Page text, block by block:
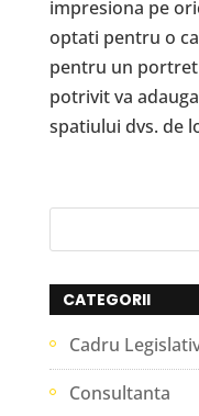
impresiona pe
optati pentru o
pentru un
potrivit va
spatiului dvs. de
CATEGORII
Cadru
Consultanta